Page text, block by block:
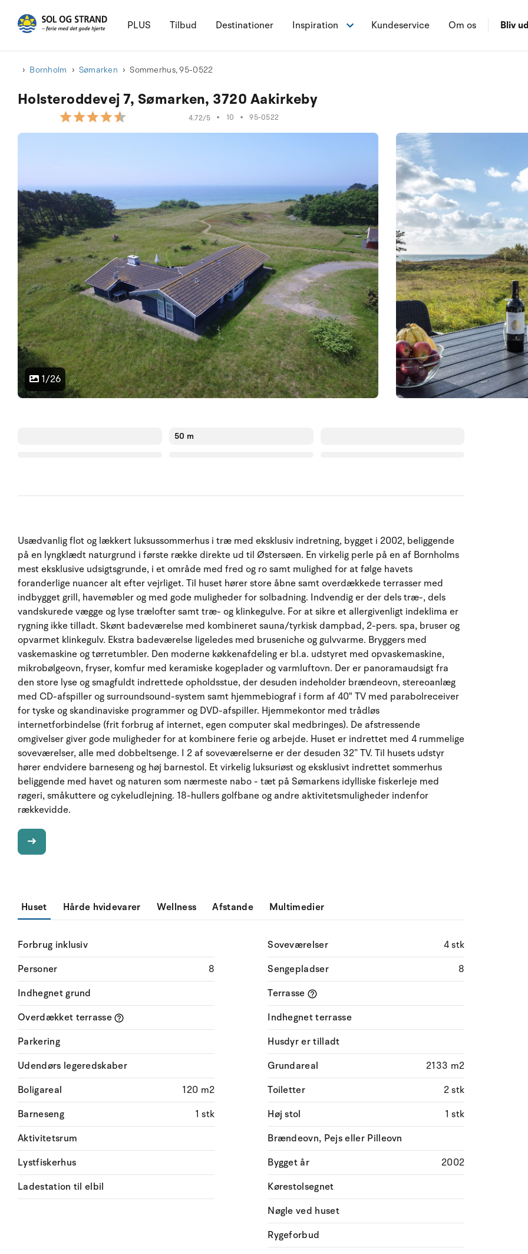
PLUS Tilbud Destinationer Inspiration Kundeservice Om os Bliv
Bornholm Sømarken Sommerhus, 95-0522
Holsteroddevej 7, Sømarken, 3720 Aakirkeby
4.72/5 • 10 • 95-0522
1/26
50 m
Usædvanlig flot og lækkert luksussommerhus i træ med eksklusiv indretning, bygget i 2002, beliggende
på en lyngklædt naturgrund i første række direkte ud til Østersøen. En virkelig perle på en af Bornholms
mest eksklusive udsigtsgrunde, i et område med fred og ro samt mulighed for at følge havets
foranderlige nuancer alt efter vejrliget. Til huset hører store åbne samt overdækkede terrasser med
indbygget grill, havemøbler og med gode muligheder for solbadning. Indvendig er der dels træ-, dels
vandskurede vægge og lyse trælofter samt træ- og klinkegulve. For at sikre et allergivenligt indeklima er
rygning ikke tilladt. Skønt badeværelse med kombineret sauna/tyrkisk dampbad, 2-pers. spa, bruser og
opvarmet klinkegulv. Ekstra badeværelse ligeledes med bruseniche og gulvvarme. Bryggers med
vaskemaskine og tørretumbler. Den moderne køkkenafdeling er bl.a. udstyret med opvaskemaskine,
mikrobølgeovn, fryser, komfur med keramiske kogeplader og varmluftovn. Der er panoramaudsigt fra
den store lyse og smagfuldt indrettede opholdsstue, der desuden indeholder brændeovn, stereoanlæg
med CD-afspiller og surroundsound-system samt hjemmebiograf i form af 40" TV med parabolreceiver
for tyske og skandinaviske programmer og DVD-afspiller. Hjemmekontor med trådløs
internetforbindelse (frit forbrug af internet, egen computer skal medbringes). De afstressende
omgivelser giver gode muligheder for at kombinere ferie og arbejde. Huset er indrettet med 4 rummelige
soveværelser, alle med dobbeltsenge. I 2 af soveværelserne er der desuden 32” TV. Til husets udstyr
hører endvidere barneseng og høj barnestol. Et virkelig luksuriøst og eksklusivt indrettet sommerhus
beliggende med havet og naturen som nærmeste nabo - tæt på Sømarkens idylliske fiskerleje med
røgeri, småkuttere og cykeludlejning. 18-hullers golfbane og andre aktivitetsmuligheder indenfor
rækkevidde.
Huset Hårde hvidevarer Wellness Afstande Multimedier
Forbrug inklusiv
Personer
8
Indhegnet grund
Overdækket terrasse
Parkering
Udendørs legeredskaber
Boligareal
120 m2
Barneseng
1 stk
Aktivitetsrum
Lystfiskerhus
Ladestation til elbil
Soveværelser
4 stk
Sengepladser
8
Terrasse
Indhegnet terrasse
Husdyr er tilladt
Grundareal
2133 m2
Toiletter
2 stk
Høj stol
1 stk
Brændeovn, Pejs eller Pilleovn
Bygget år
2002
Kørestolsegnet
Nøgle ved huset
Rygeforbud
August 2026
ma ti on to
31
32
33
34
35
36
27 28 29 30
3 4 5 6
10 11 12
17 18 19 20
24 25 26 27
31 1 2